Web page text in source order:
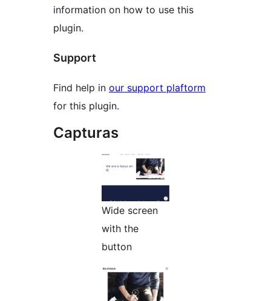
information on how to use this
plugin.
Support
Find help in our support plaftorm
for this plugin.
Capturas
Wide screen
with the
button